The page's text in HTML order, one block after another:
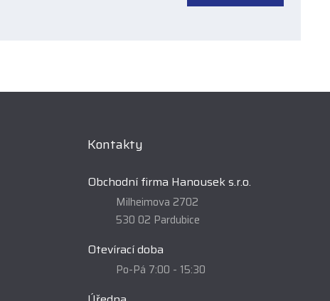
Kontakty
Obchodní firma Hanousek s.r.o.
Milheimova 2702
530 02 Pardubice
Otevírací doba
Po-Pá 7:00 - 15:30